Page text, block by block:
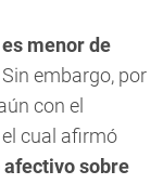
menor de
Sin embargo, por
con el
cual afirmó
afectivo sobre